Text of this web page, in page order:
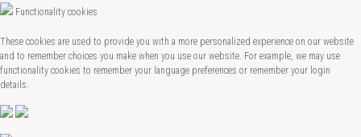
Functionality cookies
These cookies are used to provide you with a more personalized experience on our website
and to remember choices you make when you use our website. For example, we may use
functionality cookies to remember your language preferences or remember your login
details.